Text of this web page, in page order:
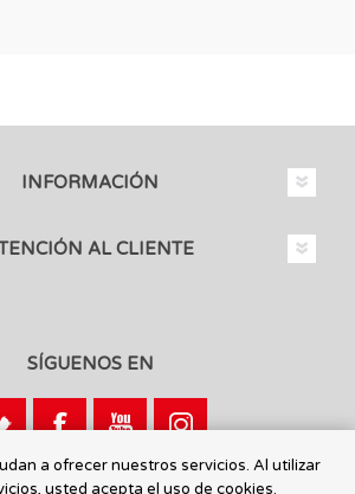
INFORMACIÓN
AL CLIENTE
SÍGUENOS EN
a ofrecer nuestros servicios. Al utilizar
usted acepta el uso de cookies.